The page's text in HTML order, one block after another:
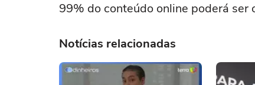
99% do conteúdo online poderá ser
Notícias relacionadas